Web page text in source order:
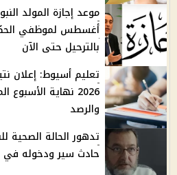
أغسطس لموظفي
بالترحيل حتى الآن
تعليم أسيوط: إعلان
2026 نهاية
والرصد
تدهور الحالة الصحية
حادث سير ودخوله في